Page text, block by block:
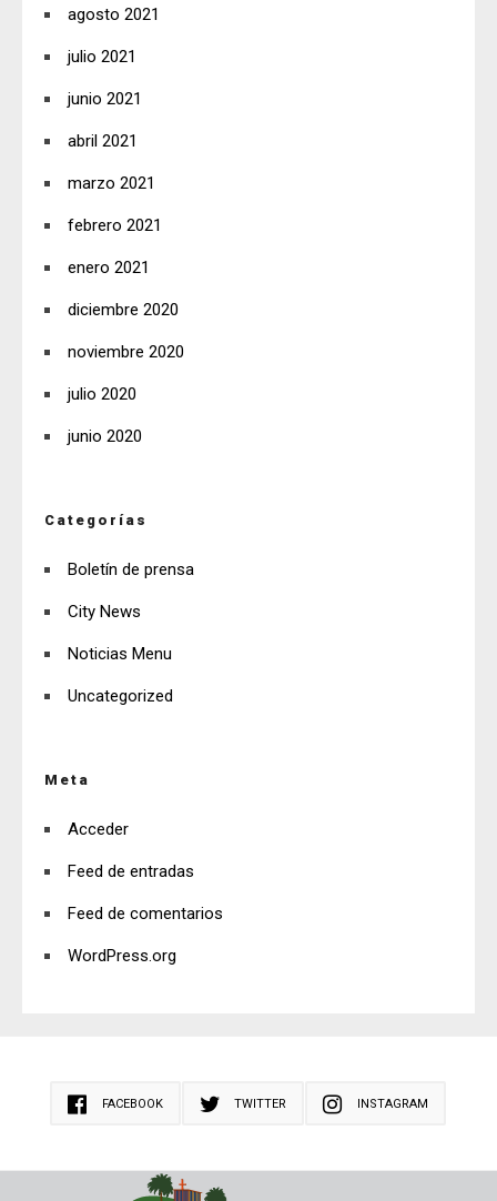
agosto 2021
julio 2021
junio 2021
abril 2021
marzo 2021
febrero 2021
enero 2021
diciembre 2020
noviembre 2020
julio 2020
junio 2020
Categorías
Boletín de prensa
City News
Noticias Menu
Uncategorized
Meta
Acceder
Feed de entradas
Feed de comentarios
WordPress.org
FACEBOOK TWITTER INSTAGRAM